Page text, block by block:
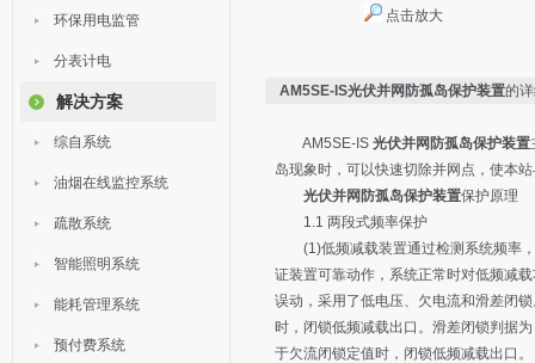
环保用电监管
分表计电
解决方案
综自系统
油烟在线监控系统
疏散系统
智能照明系统
能耗管理系统
预付费系统
点击放大
AM5SE-IS光伏并网防孤岛保护装置的
AM5SE-IS 光伏并网防孤岛保护装置
岛现象时，可以快速切除并网点，使本
光伏并网防孤岛保护装置保护原理
1.1 两段式频率保护
(1)低频减载装置通过检测系统频率，
证装置可靠动作，系统正常时对低频减
误动，采用了低电压、欠电流和滑差闭
时，闭锁低频减载出口。滑差闭锁判据
于欠流闭锁定值时，闭锁低频减载出口。